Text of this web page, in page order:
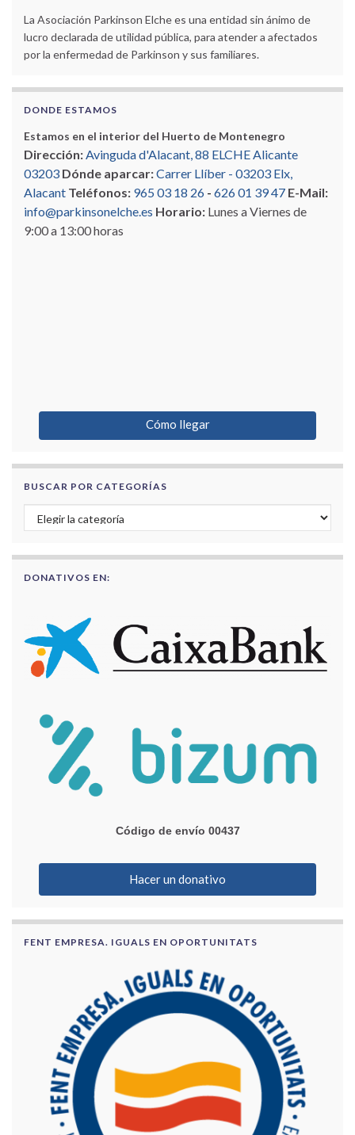
La Asociación Parkinson Elche es una entidad sin ánimo de
lucro declarada de utilidad pública, para atender a afectados
por la enfermedad de Parkinson y sus familiares.
DONDE ESTAMOS
Estamos en el interior del Huerto de Montenegro
Dirección:Avinguda d'Alacant, 88 ELCHE Alicante
03203 Dónde aparcar:Carrer Llíber - 03203 Elx,
Alacant Teléfonos: 965 03 18 26 - 626 01 39 47 E-Mail:
info@parkinsonelche.es Horario: Lunes a Viernes de
9:00 a 13:00 horas
Cómo llegar
BUSCAR POR CATEGORÍAS
Buscar por categorías
DONATIVOS EN:
Código de envío 00437
Hacer un donativo
FENT EMPRESA. IGUALS EN OPORTUNITATS